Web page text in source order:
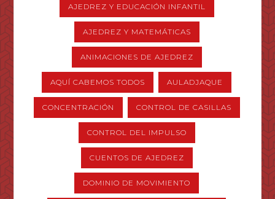
AJEDREZ Y EDUCACIÓN INFANTIL
AJEDREZ Y MATEMÁTICAS
ANIMACIONES DE AJEDREZ
AQUÍ CABEMOS TODOS AULADJAQUE
CONCENTRACIÓN CONTROL DE CASILLAS
CONTROL DEL IMPULSO
CUENTOS DE AJEDREZ
DOMINIO DE MOVIMIENTO